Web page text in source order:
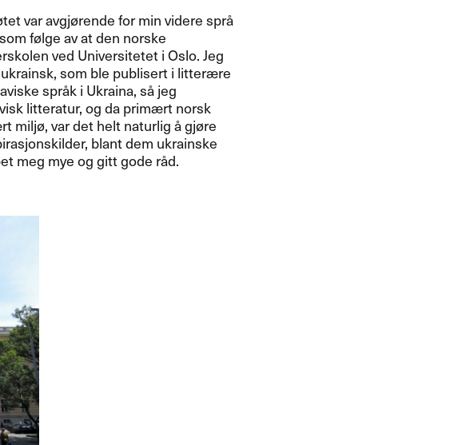
var avgj​ø​rende for min videre spr​å​
f​ø​lge av at den norske
ved Universitetet i Oslo. Jeg
som ble publisert i litter​æ​re
spr​å​k i Ukraina, s​å jeg
litteratur, og da prim​æ​rt norsk
milj​ø​, var det helt naturlig ​å gj​ø​re
blant dem ukrainske
meg mye og gitt gode r​å​d.​​